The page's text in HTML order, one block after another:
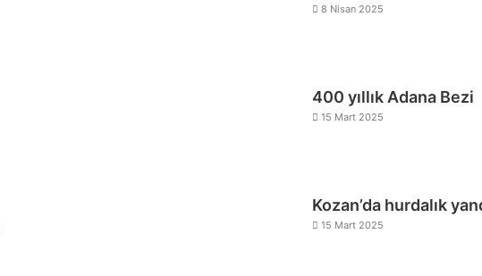
8 Nisan 2025
400 yıllık Adana Bezi
15 Mart 2025
Kozan’da hurdalık
15 Mart 2025